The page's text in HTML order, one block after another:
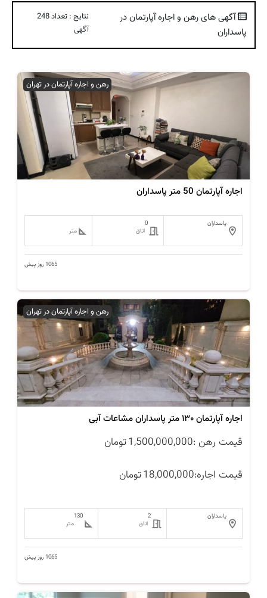
آگهی های رهن و اجاره آپارتمان در
پاسداران
نتایج : تعداد 248
آگهی
رهن و اجاره آپارتمان در تهران
اجاره آپارتمان 50 متر پاسداران
پاسداران
0
اتاق
متر
1065 روز پیش
رهن و اجاره آپارتمان در تهران
اجاره آپارتمان ۱۳۰ متر پاسداران مشاعات آبی
قیمت رهن :1,500,000,000تومان
قیمت اجاره:18,000,000تومان
پاسداران
2
اتاق
130
متر
1065 روز پیش